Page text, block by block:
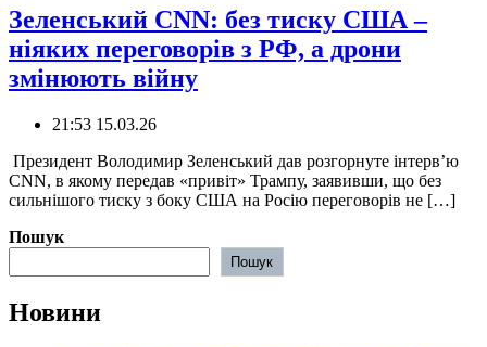
Зеленський CNN: без тиску США –
ніяких переговорів з РФ, а дрони
змінюють війну
21:53 15.03.26
️ Президент Володимир Зеленський дав розгорнуте інтерв’ю
CNN, в якому передав «привіт» Трампу, заявивши, що без
сильнішого тиску з боку США на Росію переговорів не […]
Пошук
Пошук
Новини